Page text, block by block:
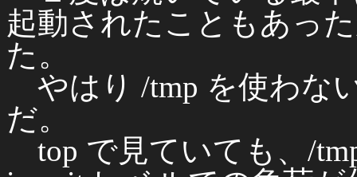
起動されたこともあっ
た。
やはり /tmp を使わな
だ。
top で見ていても、/